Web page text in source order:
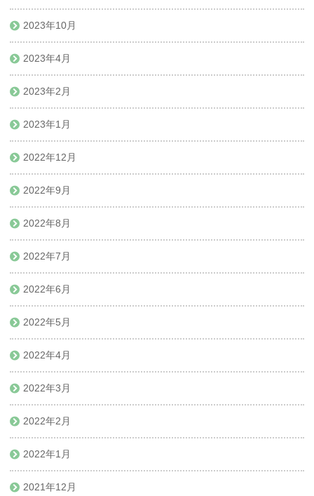
2023年10月
2023年4月
2023年2月
2023年1月
2022年12月
2022年9月
2022年8月
2022年7月
2022年6月
2022年5月
2022年4月
2022年3月
2022年2月
2022年1月
2021年12月